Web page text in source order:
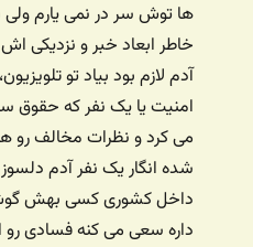
ها توش سر در نمی یارم
خاطر ابعاد خبر و نزدیکی
آدم لازم بود بیاد تو
امنیت یا یک نفر که حقوق
می کرد و نظرات مخالف
شده انگار یک نفر آدم
داخل کشوری کسی بهش گوش
داره سعی می کنه فسادی رو